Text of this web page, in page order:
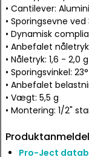
• Cantilever:
• Sporingsevne ved
• Dynamisk
• Anbefalet
• Nåletryk: 1,6 - 2,0 g
• Sporingsvinkel: 23°
• Anbefalet
• Vægt: 5,5 g
• Montering: 1/2"
Pro-Ject